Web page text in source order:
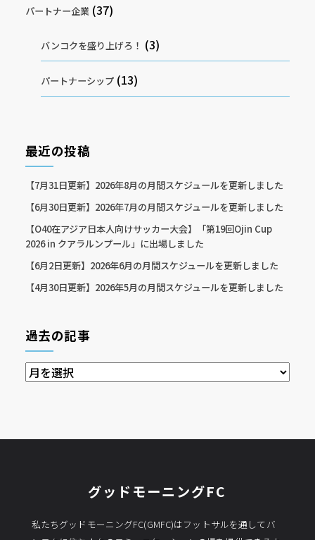
パートナー企業 (37)
バンコクを盛り上げろ！ (3)
パートナーシップ (13)
最近の投稿
【7月31日更新】2026年8月の月間スケジュールを更新しました
【6月30日更新】2026年7月の月間スケジュールを更新しました
【O40在アジア日本人向けサッカー大会】「第19回Ojin Cup
2026 in クアラルンプール」に出場しました
【6月2日更新】2026年6月の月間スケジュールを更新しました
【4月30日更新】2026年5月の月間スケジュールを更新しました
過去の記事
過
去
事
グッドモーニングFC
私たちグッドモーニングFC(GMFC)はフットサルを通してバ